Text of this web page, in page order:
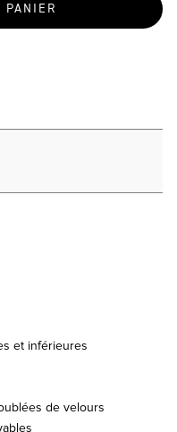
PANIER
et inférieures
de velours